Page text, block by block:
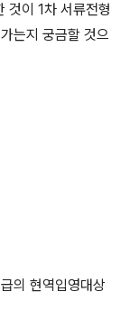
것이 1차 서류전형
는지 궁금할 것으
의 현역입영대상